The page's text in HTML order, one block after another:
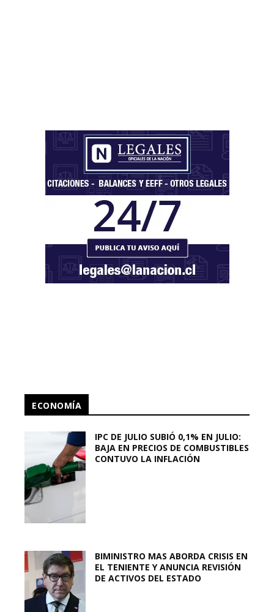
ECONOMÍA
IPC DE JULIO SUBIÓ 0,1% EN JULIO:
BAJA EN PRECIOS DE COMBUSTIBLES
CONTUVO LA INFLACIÓN
BIMINISTRO MAS ABORDA CRISIS EN
EL TENIENTE Y ANUNCIA REVISIÓN
DE ACTIVOS DEL ESTADO